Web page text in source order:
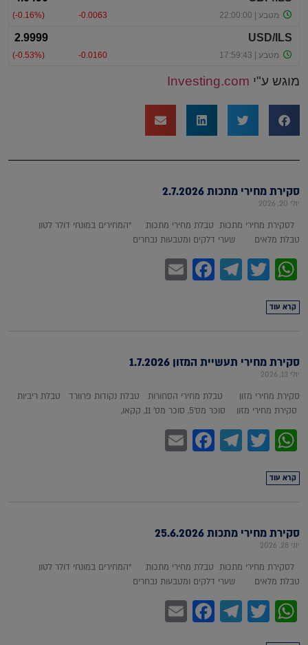
מוגש ע"י Investing.com
סקירת מחירי מתכות 2.7.2026
יולי 20, 2026
לסקירת מחירי מתכות טבלת מחירי מתכות *המחירים במונחי דולר לטון
טבלת מלאים שערי דלקים ומטבעות נבחרים
WhatsApp
Twitter
Telegram
Facebook
קרא עוד
סקירת מחירי תעשיית המזון 1.7.2026
יולי 13, 2026
סקירת מחירי מזון טבלת מחירי הסחורות טבלת נקודות פרוורד טבלת ריביות
סקירת מחירי מזון סוכר מס'5, סוכר מס' 11, קקאו,
WhatsApp
Twitter
Telegram
Facebook
קרא עוד
סקירת מחירי מתכות 25.6.2026
יוני 28, 2026
לסקירת מחירי מתכות טבלת מחירי מתכות *המחירים במונחי דולר לטון
טבלת מלאים שערי דלקים ומטבעות נבחרים
WhatsApp
Twitter
Telegram
Facebook